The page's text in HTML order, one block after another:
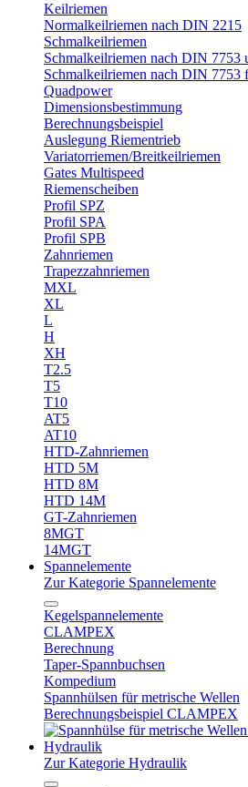
Keilriemen
Normalkeilriemen nach DIN 2215
Schmalkeilriemen
Schmalkeilriemen nach DIN 7753
Schmalkeilriemen nach DIN 7753
Quadpower
Dimensionsbestimmung
Berechnungsbeispiel
Auslegung Riementrieb
Variatorriemen/Breitkeilriemen
Gates Multispeed
Riemenscheiben
Profil SPZ
Profil SPA
Profil SPB
Zahnriemen
Trapezzahnriemen
MXL
XL
L
H
XH
T2.5
T5
T10
AT5
AT10
HTD-Zahnriemen
HTD 5M
HTD 8M
HTD 14M
GT-Zahnriemen
8MGT
14MGT
Spannelemente
Zur Kategorie Spannelemente
Kegelspannelemente
CLAMPEX
Berechnung
Taper-Spannbuchsen
Kompedium
Spannhülsen für metrische Wellen
Berechnungsbeispiel CLAMPEX
Hydraulik
Zur Kategorie Hydraulik